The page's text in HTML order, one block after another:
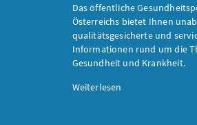
Das öffentliche
Österreichs bietet Ihnen
qualitätsgesicherte und
Informationen rund um die
Gesundheit und Krankheit.
Weiterlesen